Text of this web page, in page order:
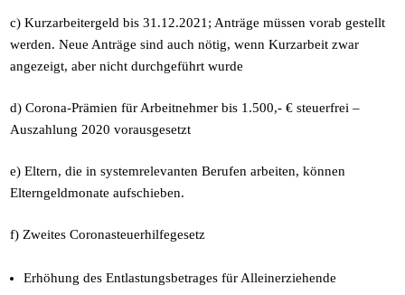
c) Kurzarbeitergeld bis 31.12.2021; Anträge müssen vorab gestellt
werden. Neue Anträge sind auch nötig, wenn Kurzarbeit zwar
angezeigt, aber nicht durchgeführt wurde
d) Corona-Prämien für Arbeitnehmer bis 1.500,- € steuerfrei –
Auszahlung 2020 vorausgesetzt
e) Eltern, die in systemrelevanten Berufen arbeiten, können
Elterngeldmonate aufschieben.
f) Zweites Coronasteuerhilfegesetz
Erhöhung des Entlastungsbetrages für Alleinerziehende